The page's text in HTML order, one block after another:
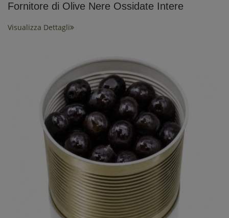
Fornitore di Olive Nere Ossidate Intere
Visualizza Dettagli